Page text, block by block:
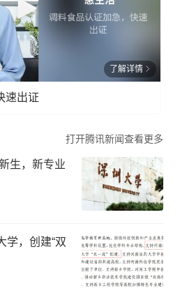
了解详情
速出证
打开腾讯新闻查看更多
生，新专业
学，创建“双